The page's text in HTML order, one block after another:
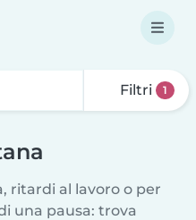
Filtri 1
ritardi al lavoro o per
una pausa: trova